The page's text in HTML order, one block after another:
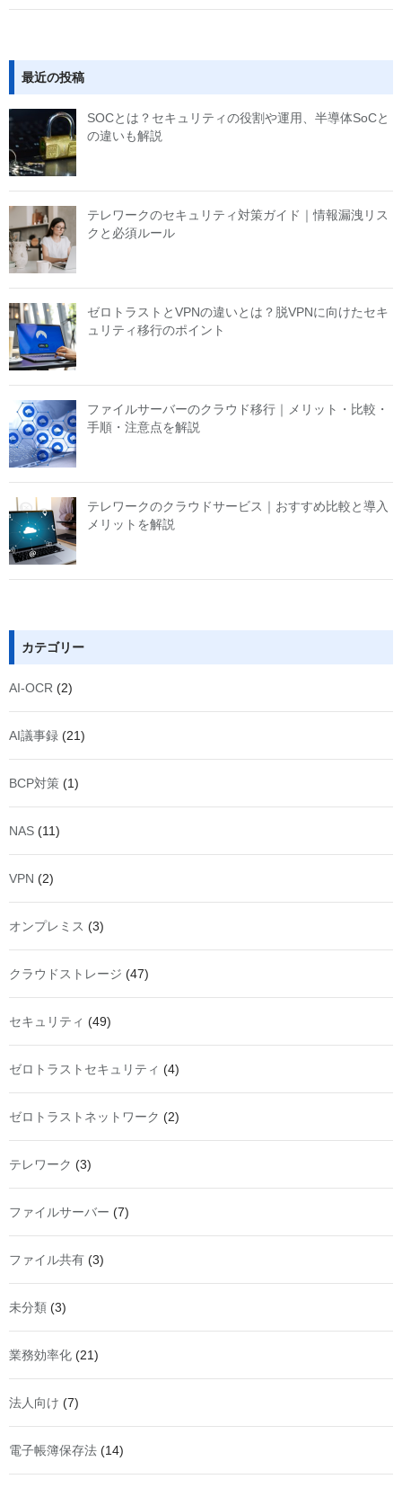
最近の投稿
SOCとは？セキュリティの役割や運用、半導体SoCと
の違いも解説
テレワークのセキュリティ対策ガイド｜情報漏洩リス
クと必須ルール
ゼロトラストとVPNの違いとは？脱VPNに向けたセキ
ュリティ移行のポイント
ファイルサーバーのクラウド移行｜メリット・比較・
手順・注意点を解説
テレワークのクラウドサービス｜おすすめ比較と導入
メリットを解説
カテゴリー
AI-OCR (2)
AI議事録 (21)
BCP対策 (1)
NAS (11)
VPN (2)
オンプレミス (3)
クラウドストレージ (47)
セキュリティ (49)
ゼロトラストセキュリティ (4)
ゼロトラストネットワーク (2)
テレワーク (3)
ファイルサーバー (7)
ファイル共有 (3)
未分類 (3)
業務効率化 (21)
法人向け (7)
電子帳簿保存法 (14)